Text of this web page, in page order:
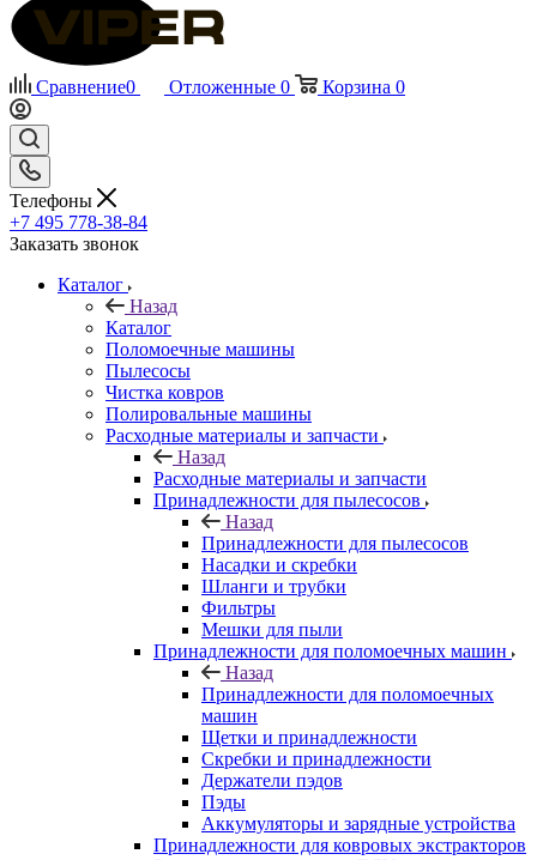
Сравнение0 Отложенные 0 Корзина 0
Телефоны
+7 495 778-38-84
Заказать звонок
Каталог
Назад
Каталог
Поломоечные машины
Пылесосы
Чистка ковров
Полировальные машины
Расходные материалы и запчасти
Назад
Расходные материалы и запчасти
Принадлежности для пылесосов
Назад
Принадлежности для пылесосов
Насадки и скребки
Шланги и трубки
Фильтры
Мешки для пыли
Принадлежности для поломоечных машин
Назад
Принадлежности для поломоечных
машин
Щетки и принадлежности
Скребки и принадлежности
Держатели пэдов
Пэды
Аккумуляторы и зарядные устройства
Принадлежности для ковровых экстракторов